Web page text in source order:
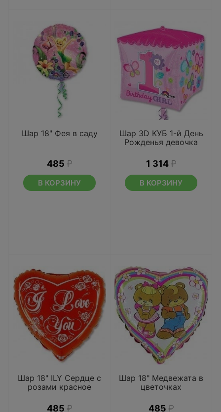
Шар 18" Фея в саду
485 ₽
В КОРЗИНУ
Шар 3D КУБ 1-й День
Рожденья девочка
1 314 ₽
В КОРЗИНУ
Шар 18" ILY Сердце с
розами красное
485 ₽
Шар 18" Медвежата в
цветочках
485 ₽